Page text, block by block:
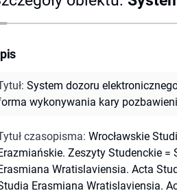
: System dozoru
wykonywania kary
czasopisma: Wrocławskie
Zeszyty Studenckie =
Wratislaviensia. Acta
Erasmiana Wratislaviensia.